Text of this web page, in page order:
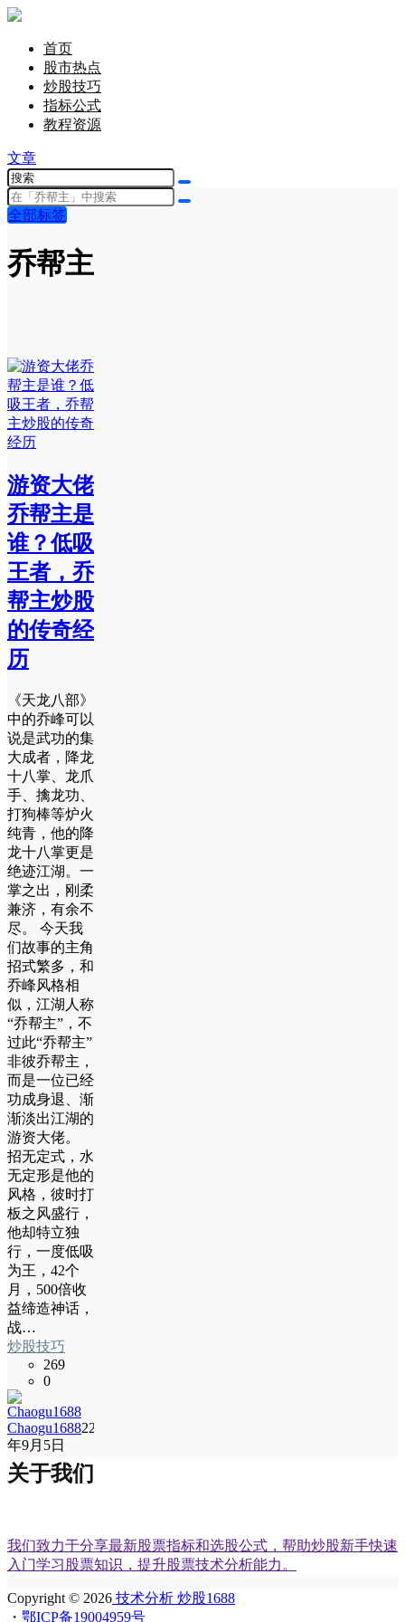
首页
股市热点
炒股技巧
指标公式
教程资源
文章
全部标签
乔帮主
游资大佬
乔帮主是
谁？低吸
王者，乔
帮主炒股
的传奇经
历
《天龙八部》
中的乔峰可以
说是武功的集
大成者，降龙
十八掌、龙爪
手、擒龙功、
打狗棒等炉火
纯青，他的降
龙十八掌更是
绝迹江湖。一
掌之出，刚柔
兼济，有余不
尽。 今天我
们故事的主角
招式繁多，和
乔峰风格相
似，江湖人称
“乔帮主”，不
过此“乔帮主”
非彼乔帮主，
而是一位已经
功成身退、渐
渐淡出江湖的
游资大佬。
招无定式，水
无定形是他的
风格，彼时打
板之风盛行，
他却特立独
行，一度低吸
为王，42个
月，500倍收
益缔造神话，
战…
炒股技巧
269
0
Chaogu168822
年9月5日
关于我们
我们致力于分享最新股票指标和选股公式，帮助炒股新手快速
入门学习股票知识，提升股票技术分析能力。
Copyright © 2026 技术分析 炒股1688
・ 鄂ICP备19004959号